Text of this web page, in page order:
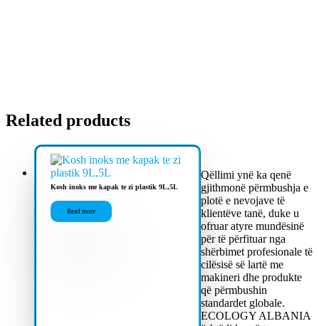
Related products
Kosh inoks me kapak te zi plastik 9L,5L
Read more
Qëllimi ynë ka qenë
gjithmonë përmbushja e
plotë e nevojave të
klientëve tanë, duke u
ofruar atyre mundësinë
për të përfituar nga
shërbimet profesionale të
cilësisë së lartë me
makineri dhe produkte
që përmbushin
standardet globale.
ECOLOGY ALBANIA